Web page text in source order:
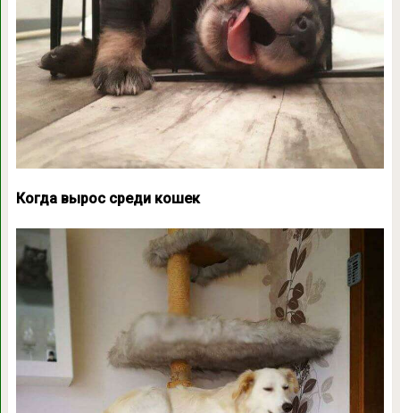
Когда вырос среди кошек